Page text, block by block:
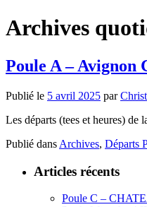
Archives
Poule A – Avignon
Publié le 5 avril 2025 par
Les départs (tees et heures) de
Publié dans Archives, Départs
Articles récents
Poule C –